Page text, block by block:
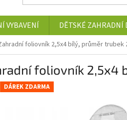
VYBAVENÍ DĚTSKÉ ZAHRADNÍ
foliovník 2,5x4 bílý, průměr trubek
foliovník 2,5x4
DÁREK ZDARMA